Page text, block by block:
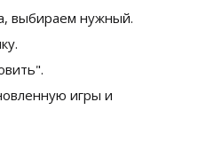
выбираем нужный.
игры и